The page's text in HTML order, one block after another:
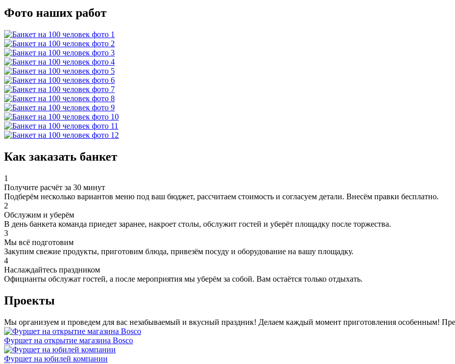
Фото наших работ
Как заказать банкет
1
Получите расчёт за 30 минут
Подберём несколько вариантов меню под ваш бюджет, рассчитаем стоимость и согласуем детали. Внесём правки бесплатно.
2
Обслужим и уберём
В день банкета команда приедет заранее, накроет столы, обслужит гостей и уберёт площадку после торжества.
3
Мы всё подготовим
Закупим свежие продукты, приготовим блюда, привезём посуду и оборудование на вашу площадку.
4
Наслаждайтесь праздником
Официанты обслужат гостей, а после мероприятия мы уберём за собой. Вам остаётся только отдыхать.
Проекты
Мы организуем и проведем для вас незабываемый и вкусный праздник! Делаем каждый момент приготовления особенным!
Фуршет на открытие магазина Bosco
Фуршет на юбилей компании